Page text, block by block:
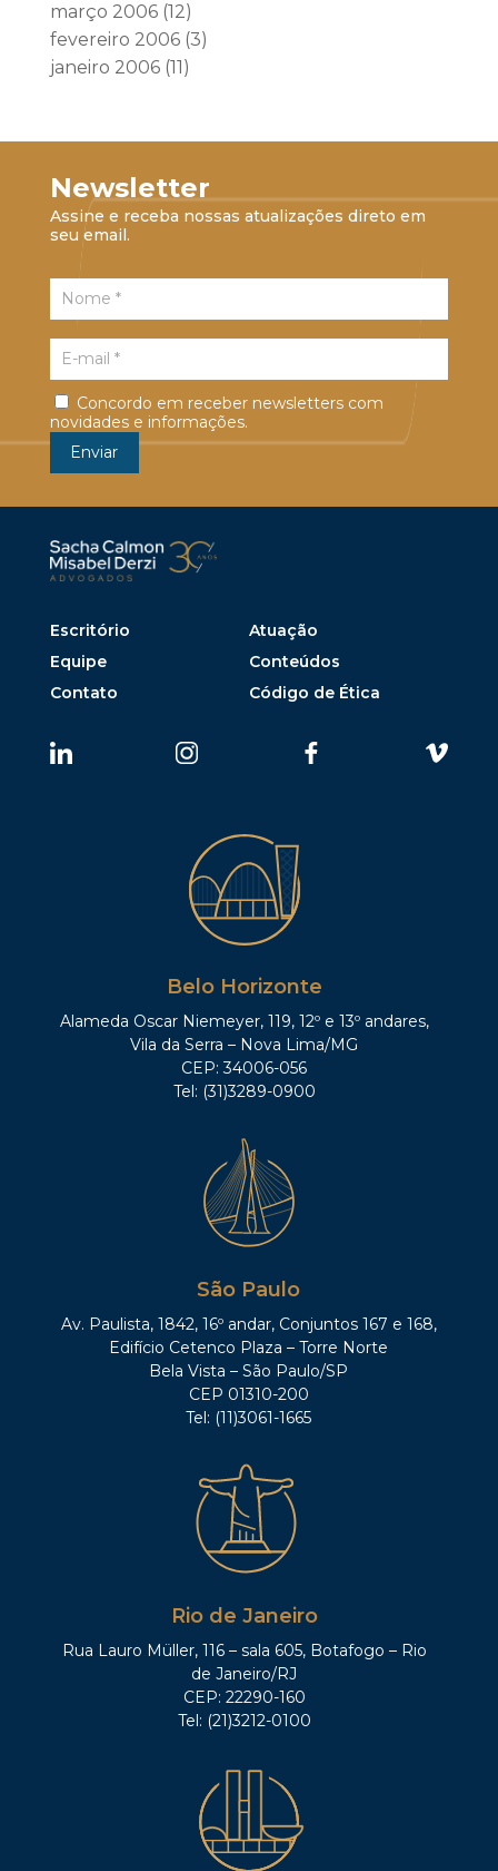
março 2006(12)
fevereiro 2006(3)
janeiro 2006(11)
Newsletter
Assine e receba nossas atualizações direto em
seu email.
Concordo em receber newsletters com
novidades e informações.
Escritório
Atuação
Equipe
Conteúdos
Contato
Código de Ética
Belo Horizonte
Alameda Oscar Niemeyer, 119, 12º e 13º andares,
Vila da Serra – Nova Lima/MG
CEP: 34006-056
Tel: (31)3289-0900
São Paulo
Av. Paulista, 1842, 16º andar, Conjuntos 167 e 168,
Edifício Cetenco Plaza – Torre Norte
Bela Vista – São Paulo/SP
CEP 01310-200
Tel: (11)3061-1665
Rio de Janeiro
Rua Lauro Müller, 116 – sala 605, Botafogo – Rio
de Janeiro/RJ
CEP: 22290-160
Tel: (21)3212-0100